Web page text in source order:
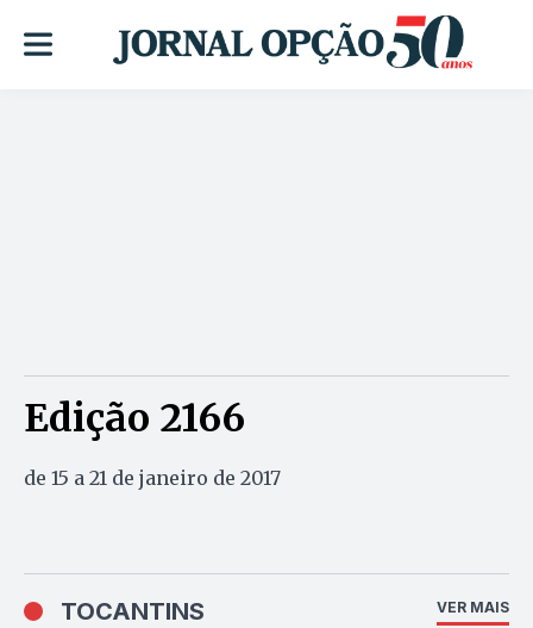
Edição 2166
de 15 a 21 de janeiro de 2017
TOCANTINS VER MAIS